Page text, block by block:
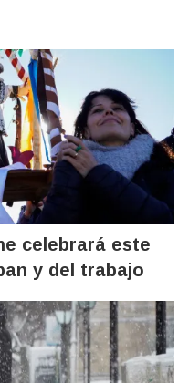
celebrará este
y del trabajo